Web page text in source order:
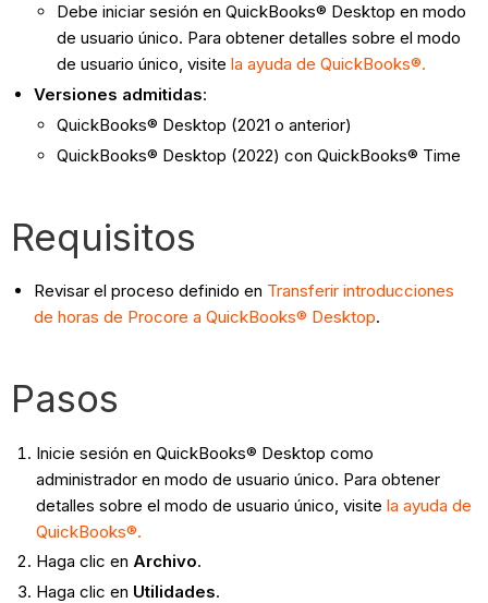
Debe iniciar sesión en QuickBooks® Desktop en modo
de usuario único. Para obtener detalles sobre el modo
de usuario único, visitela ayuda de QuickBooks®.
Versiones admitidas:
QuickBooks® Desktop (2021 o anterior)
QuickBooks® Desktop (2022) con QuickBooks® Time
Requisitos
Revisar el proceso definido en Transferir introducciones
de horas de Procore a QuickBooks® Desktop.
Pasos
Inicie sesión en QuickBooks® Desktop como
administrador en modo de usuario único. Para obtener
detalles sobre el modo de usuario único, visite la ayuda de
QuickBooks®.
Haga clic en Archivo.
Haga clic en Utilidades.